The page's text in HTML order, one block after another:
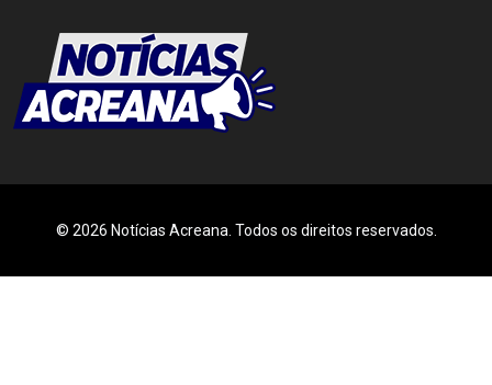
© 2026 Notícias Acreana. Todos os direitos reservados.